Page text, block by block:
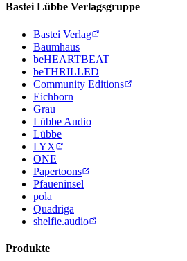
Bastei Lübbe Verlagsgruppe
Bastei Verlag
Baumhaus
beHEARTBEAT
beTHRILLED
Community Editions
Eichborn
Grau
Lübbe Audio
Lübbe
LYX
ONE
Papertoons
Pfaueninsel
pola
Quadriga
shelfie.audio
Produkte